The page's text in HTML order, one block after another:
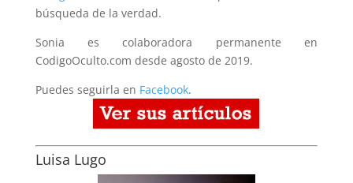
búsqueda de la verdad.
Sonia es colaboradora permanente en
CodigoOculto.com desde agosto de 2019.
Puedes seguirla en Facebook.
Luisa Lugo